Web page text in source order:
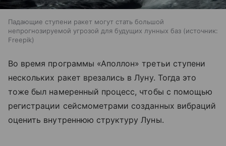
Падающие ступени ракет могут стать большой
непрогнозируемой угрозой для будущих лунных баз
источник:
Freepik
Во время программы «Аполлон» третьи ступени
нескольких ракет врезались в Луну. Тогда это
тоже был намеренный процесс, чтобы с помощью
регистрации сейсмометрами созданных вибраций
оценить внутреннюю структуру Луны.